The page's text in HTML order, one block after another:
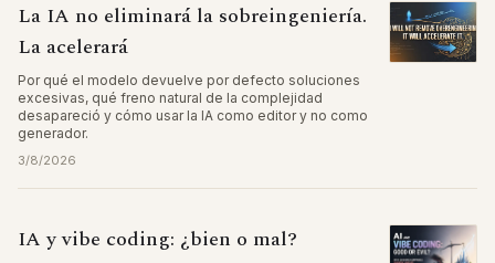
La IA no eliminará la sobreingeniería.
La acelerará
Por qué el modelo devuelve por defecto soluciones
excesivas, qué freno natural de la complejidad
desapareció y cómo usar la IA como editor y no como
generador.
3/8/2026
IA y vibe coding: ¿bien o mal?